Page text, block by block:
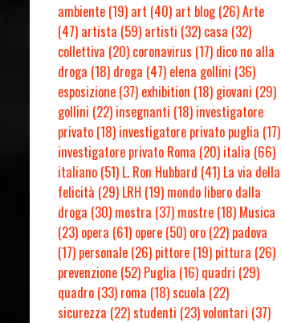
ambiente (19) art (40) art blog(26)Arte
(47) artista (59) artisti (32) casa (32)
collettiva (20) coronavirus (17) dico no alla
droga (18) droga (47) elena gollini (36)
esposizione (37) exhibition (18) giovani (29)
gollini (22) insegnanti (18) investigatore
privato (18) investigatore privato puglia (17)
investigatore privato Roma (20) italia (66)
italiano (51) L. Ron Hubbard (41) La via della
felicità (29) LRH (19) mondo libero dalla
droga (30) mostra (37) mostre (18) Musica
(23) opera (61) opere (50) oro (22) padova
(17) personale (26) pittore (19) pittura (26)
prevenzione (52) Puglia (16) quadri (29)
quadro (33) roma (18)scuola (22)
sicurezza (22)studenti (23)volontari (37)